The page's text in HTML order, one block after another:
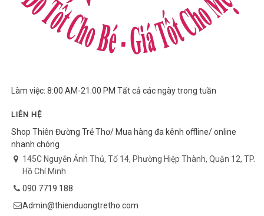
Làm việc: 8:00 AM-21:00 PM Tất cả các ngày trong tuần
LIÊN HỆ
Shop Thiên Đường Trẻ Thơ/ Mua hàng đa kênh offline/ online
nhanh chóng
145C Nguyễn Ảnh Thủ, Tổ 14, Phường Hiệp Thành, Quận 12, TP.
Hồ Chí Minh
090 7719 188
Admin@thienduongtretho.com